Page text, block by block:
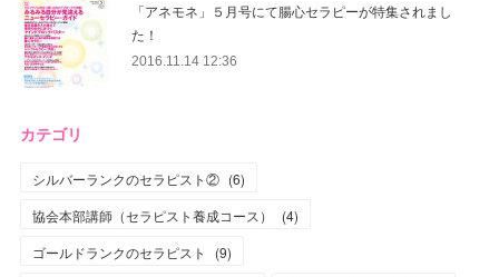
「アネモネ」５月号にて腸心セラピーが特集されまし
た！
2016.11.14 12:36
カテゴリ
シルバーランクのセラピスト② (6)
協会本部講師（セラピスト養成コース）
(4)
ゴールドランクのセラピスト
(9)